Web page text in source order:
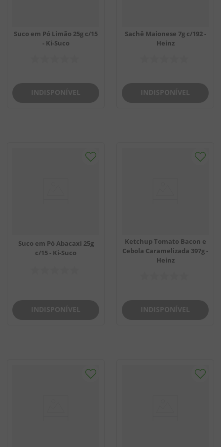
Suco em Pó Limão 25g c/15
- Ki-Suco
INDISPONÍVEL
Sachê Maionese 7g c/192 -
Heinz
INDISPONÍVEL
Suco em Pó Abacaxi 25g
c/15 - Ki-Suco
INDISPONÍVEL
Ketchup Tomato Bacon e
Cebola Caramelizada 397g -
Heinz
INDISPONÍVEL